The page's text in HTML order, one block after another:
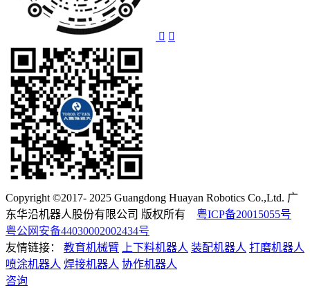
Copyright ©2017- 2025 Guangdong Huayan Robotics Co.,Ltd. 广
东华沿机器人股份有限公司 版权所有 粤ICP备20015055号
粤公网安备44030002002434号
友情链接：
教育机械臂 上下料机器人 装配机器人 打磨机器人
喷涂机器人 焊接机器人 协作机器人
咨询